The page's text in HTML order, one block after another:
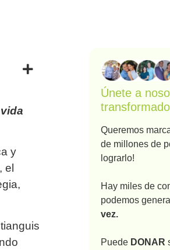
y
el
Únete a
Queremos
de millones de
lograrlo!
Hay miles de
podemos
vez.
Puede DONAR